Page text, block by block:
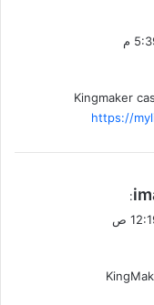
Kingmaker
https://
: